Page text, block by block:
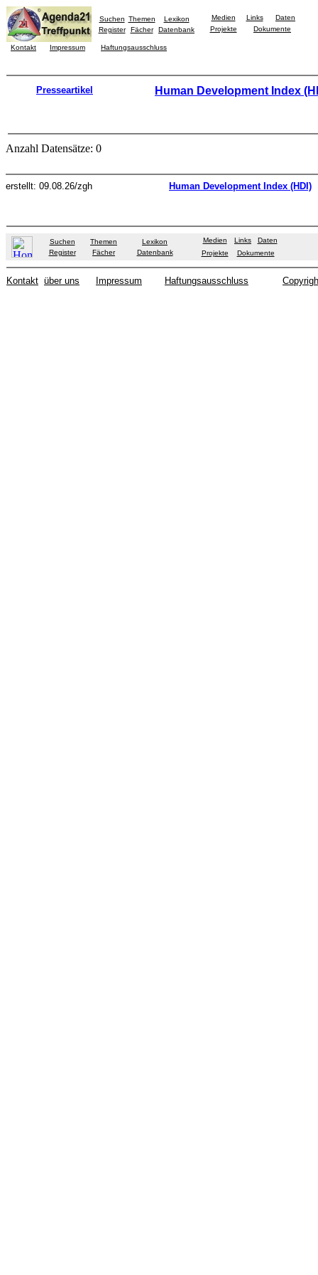
Suchen Themen
Lexikon
Register
Fächer Datenbank
Medien Links
Daten
Projekte
Dokumente
Kontakt Impressum Haftungsausschluss
Presseartikel Human Development Index
Anzahl Datensätze: 0
erstellt: 09.08.26/zgh Human Development Index (HDI)
Suchen Themen
Lexikon
Register
Fächer Datenbank
Medien Links
Daten
Projekte
Dokumente
Kontakt über uns Impressum Haftungsausschluss